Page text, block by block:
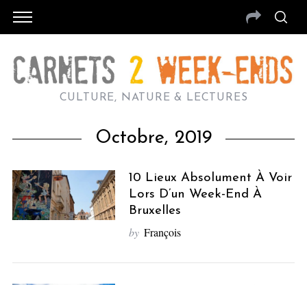
CULTURE, NATURE & LECTURES
Octobre, 2019
10 Lieux Absolument À Voir
Lors D’un Week-End À
Bruxelles
by François